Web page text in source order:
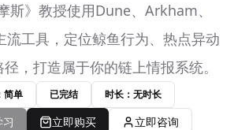
斯》教授使用Dune、Arkham、
流工具，定位鲸鱼行为、热点异动
，打造属于你的链上情报系统。
简单 已完结 时长：无时长
立即购买
立即咨询